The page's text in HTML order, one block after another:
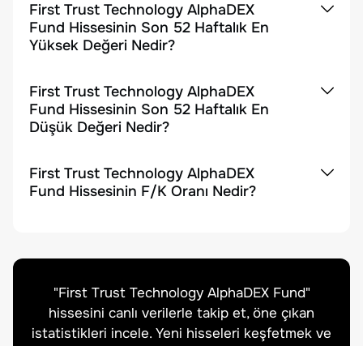
First Trust Technology AlphaDEX
Fund Hissesinin Son 52 Haftalık En
Yüksek Değeri Nedir?
First Trust Technology AlphaDEX
Fund Hissesinin Son 52 Haftalık En
Düşük Değeri Nedir?
First Trust Technology AlphaDEX
Fund Hissesinin F/K Oranı Nedir?
"First Trust Technology AlphaDEX Fund"
hissesini canlı verilerle takip et, öne çıkan
istatistikleri incele. Yeni hisseleri keşfetmek ve